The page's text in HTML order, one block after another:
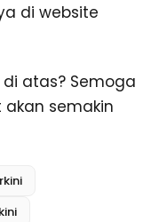
di website
atas? Semoga
semakin